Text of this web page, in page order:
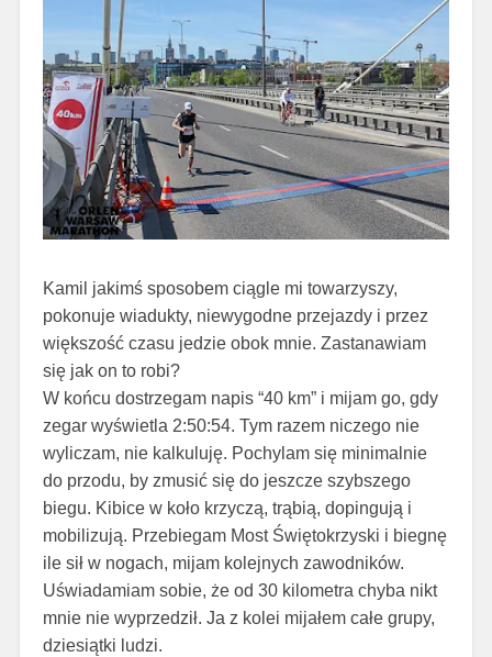
Kamil jakimś sposobem ciągle mi towarzyszy,
pokonuje wiadukty, niewygodne przejazdy i przez
większość czasu jedzie obok mnie. Zastanawiam
się jak on to robi?
W końcu dostrzegam napis “40 km” i mijam go, gdy
zegar wyświetla 2:50:54. Tym razem niczego nie
wyliczam, nie kalkuluję. Pochylam się minimalnie
do przodu, by zmusić się do jeszcze szybszego
biegu. Kibice w koło krzyczą, trąbią, dopingują i
mobilizują. Przebiegam Most Świętokrzyski i biegnę
ile sił w nogach, mijam kolejnych zawodników.
Uświadamiam sobie, że od 30 kilometra chyba nikt
mnie nie wyprzedził. Ja z kolei mijałem całe grupy,
dziesiątki ludzi.